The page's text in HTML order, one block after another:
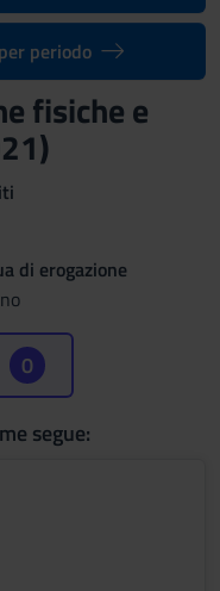
periodo
fisiche e
di erogazione
0
segue: